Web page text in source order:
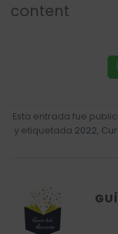
content
Esta entrada fue
y etiquetada 2022,